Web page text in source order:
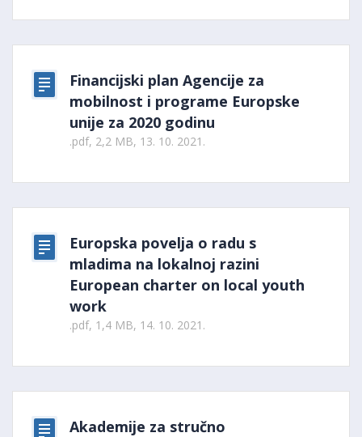
Financijski plan Agencije za
mobilnost i programe Europske
unije za 2020 godinu
.pdf, 2,2 MB, 13. 10. 2021.
Europska povelja o radu s
mladima na lokalnoj razini
European charter on local youth
work
.pdf, 1,4 MB, 14. 10. 2021.
Akademije za stručno